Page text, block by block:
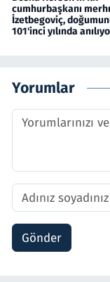
cumhurbaşkanı
İzetbegoviç,
101'inci yılında
Yorumlar
Gönder